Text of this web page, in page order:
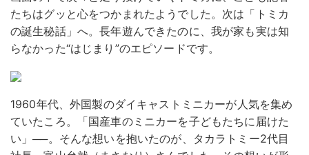
たちはグッと心をつかまれたようでした。次は「トミカ
の誕生秘話」へ。長年遊んできたのに、我が家も実は知
らなかった“はじまり”のエピソードです。
1960年代、外国製のダイキャストミニカーが人気を集め
ていたころ。「国産車のミニカーを子どもたちに届けた
い」──。そんな想いを抱いたのが、タカラトミー2代目